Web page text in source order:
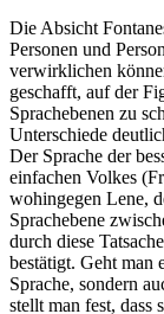
Die Absicht
Personen und
verwirklichen
geschafft, auf der
Sprachebenen zu
Unterschiede
Der Sprache der
einfachen Volkes
wohingegen Lene,
Sprachebene
durch diese
bestätigt. Geht man
Sprache, sondern
stellt man fest, dass